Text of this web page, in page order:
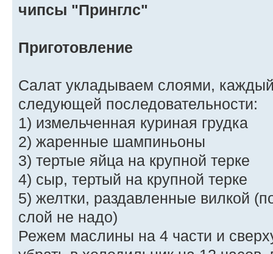
чипсы "Принглс"
Приготовление
Салат укладываем слоями,
следующей последовательности:
1) измельченная куриная грудка
2) жаренные шампиньоны
3) тертые яйца на крупной терке
4) сыр, тертый на крупной терке
5) желтки, раздавленные вилкой
слой не надо)
Режем маслины на 4 части и